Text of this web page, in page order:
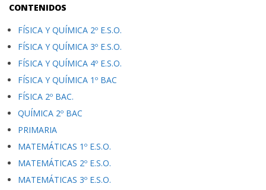
CONTENIDOS
FÍSICA Y QUÍMICA 2º E.S.O.
FÍSICA Y QUÍMICA 3º E.S.O.
FÍSICA Y QUÍMICA 4º E.S.O.
FÍSICA Y QUÍMICA 1º BAC
FÍSICA 2º BAC.
QUÍMICA 2º BAC
PRIMARIA
MATEMÁTICAS 1º E.S.O.
MATEMÁTICAS 2º E.S.O.
MATEMÁTICAS 3º E.S.O.